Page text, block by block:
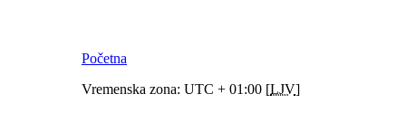
Početna
Vremenska zona: UTC + 01:00 [LJV]